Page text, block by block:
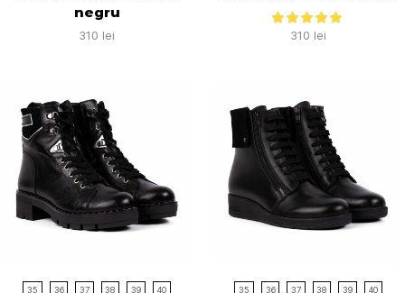
negru
310 lei 310 lei
35 36 37 38 39 40 35 36 37 38 39 40